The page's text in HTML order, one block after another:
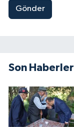
Gönder
Son Haberler